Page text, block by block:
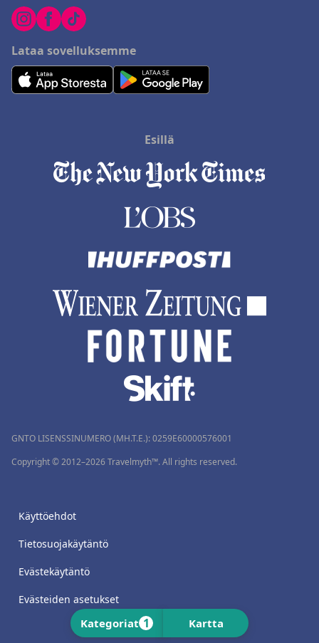
Kategoriat 1 Kartta
Lataa sovelluksemme
Esillä
GNTO LISENSSINUMERO (MH.T.E.): 0259Ε60000576001
Copyright © 2012–2026 Travelmyth™. All rights reserved.
Käyttöehdot
Tietosuojakäytäntö
Evästekäytäntö
Evästeiden asetukset